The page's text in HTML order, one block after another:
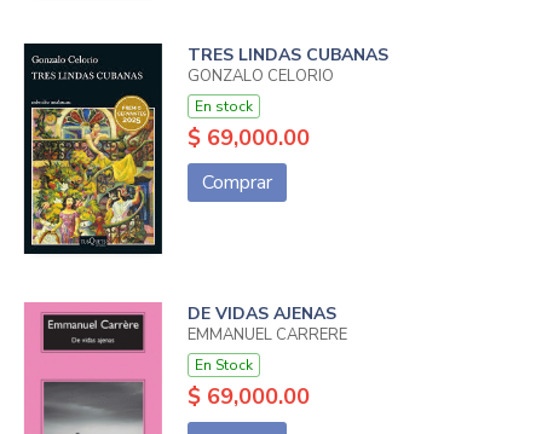
TRES LINDAS CUBANAS
GONZALO CELORIO
En stock
$ 69,000.00
Comprar
DE VIDAS AJENAS
EMMANUEL CARRERE
En Stock
$ 69,000.00